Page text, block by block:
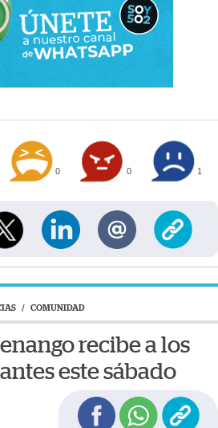
0 0 1
/ COMUNIDAD
recibe a los
este sábado